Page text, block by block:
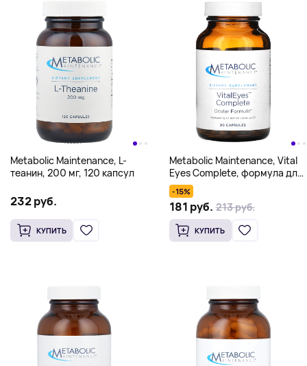
Metabolic Maintenance, L-
теанин, 200 мг, 120 капсул
232 руб.
КУПИТЬ
Metabolic Maintenance, Vital
Eyes Complete, формула для
глаз, 90 капсул
-15%
181 руб. 213 руб.
КУПИТЬ